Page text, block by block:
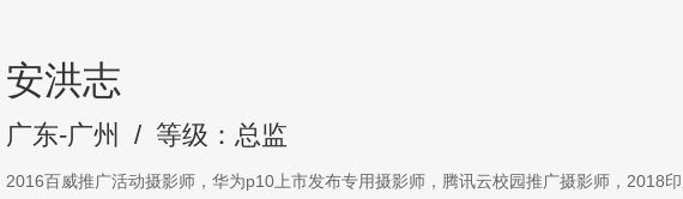
安洪志
广东-广州 / 等级：总监
2016百威推广活动摄影师，华为p10上市发布专用摄影师，腾讯云校园推广摄影师，2018